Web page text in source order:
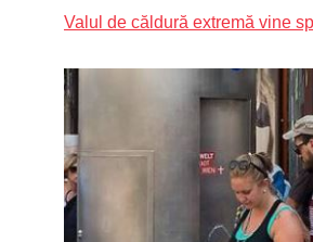
Valul de căldură extremă vine